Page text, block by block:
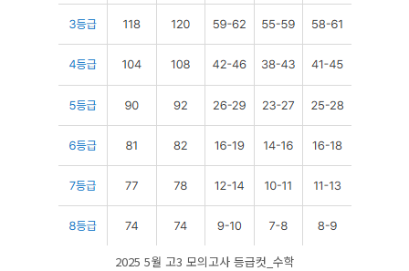
2025 5월 고3 모의고사 등급컷_수학